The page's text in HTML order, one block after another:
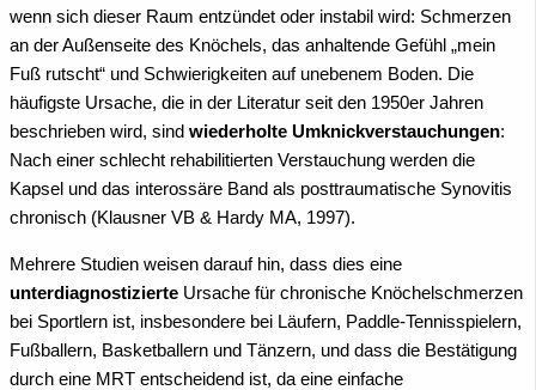
wenn sich dieser Raum entzündet oder instabil wird: Schmerzen
an der Außenseite des Knöchels, das anhaltende Gefühl „mein
Fuß rutscht“ und Schwierigkeiten auf unebenem Boden. Die
häufigste Ursache, die in der Literatur seit den 1950er Jahren
beschrieben wird, sind wiederholte Umknickverstauchungen:
Nach einer schlecht rehabilitierten Verstauchung werden die
Kapsel und das interossäre Band als posttraumatische Synovitis
chronisch (Klausner VB & Hardy MA, 1997).
Mehrere Studien weisen darauf hin, dass dies eine
unterdiagnostizierte Ursache für chronische Knöchelschmerzen
bei Sportlern ist, insbesondere bei Läufern, Paddle-Tennisspielern,
Fußballern, Basketballern und Tänzern, und dass die Bestätigung
durch eine MRT entscheidend ist, da eine einfache